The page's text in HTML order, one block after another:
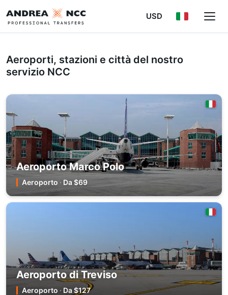
USD
Aeroporti, stazioni e città del nostro
servizio NCC
Aeroporto Marco Polo
Aeroporto · Da $69
Aeroporto di Treviso
Aeroporto · Da $127